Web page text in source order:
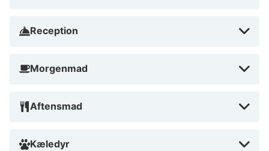
Reception
Morgenmad
Aftensmad
Kæledyr